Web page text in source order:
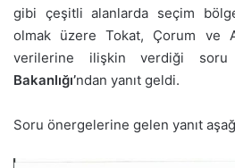
gibi çeşitli alanlarda seçim
olmak üzere Tokat, Çorum ve
verilerine ilişkin verdiği soru
Bakanlığı’ndan yanıt geldi.
Soru önergelerine gelen yanıt